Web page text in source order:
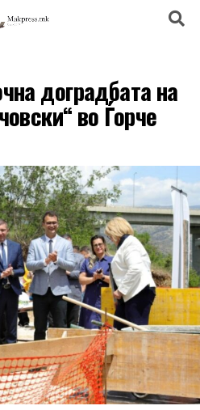
доградбата на
во Ѓорче